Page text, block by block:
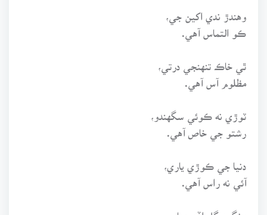
وهندڙ ندي اکين جي،
ڪو التماس آهي.
ٿي خاڪ تنهنجي درتي،
مظلوم آس آهي.
ٽوڙي نه ڪوئي سگهندو،
رشتو جي خاص آهي.
دنيا جي ڪوڙي ياري،
آئي نه راس آهي.
رنگين گل اڏي ويا